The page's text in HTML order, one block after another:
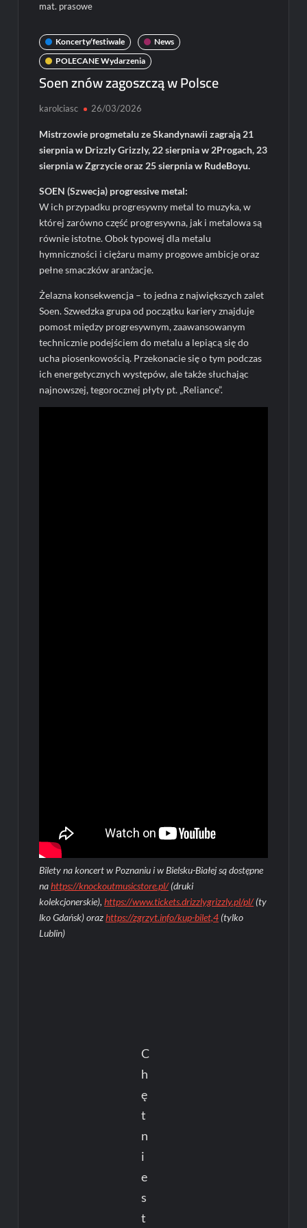
mat. prasowe
Koncerty/festiwale
News
POLECANE Wydarzenia
Soen znów zagoszczą w Polsce
karolciasc 26/03/2026
Mistrzowie progmetalu ze Skandynawii zagrają 21
sierpnia w Drizzly Grizzly, 22 sierpnia w 2Progach, 23
sierpnia w Zgrzycie oraz 25 sierpnia w RudeBoyu.
SOEN (Szwecja) progressive metal:
W ich przypadku progresywny metal to muzyka, w
której zarówno część progresywna, jak i metalowa są
równie istotne. Obok typowej dla metalu
hymniczności i ciężaru mamy progowe ambicje oraz
pełne smaczków aranżacje.
Żelazna konsekwencja – to jedna z największych zalet
Soen. Szwedzka grupa od początku kariery znajduje
pomost między progresywnym, zaawansowanym
technicznie podejściem do metalu a lepiącą się do
ucha piosenkowością. Przekonacie się o tym podczas
ich energetycznych występów, ale także słuchając
najnowszej, tegorocznej płyty pt. „Reliance”.
Bilety na koncert w Poznaniu i w Bielsku-Białej są dostępne
nahttps://knockoutmusicstore.pl/(druki
kolekcjonerskie),https://www.tickets.drizzlygrizzly.pl/pl/(ty
lko Gdańsk) orazhttps://zgrzyt.info/kup-bilet,4 (tylko
Lublin)
C
h
ę
t
n
i
e
s
t